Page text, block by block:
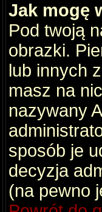
Jak mogę
Pod twoją
obrazki.
lub innych
masz na
nazywany
sposób je
decyzja
(na pewno